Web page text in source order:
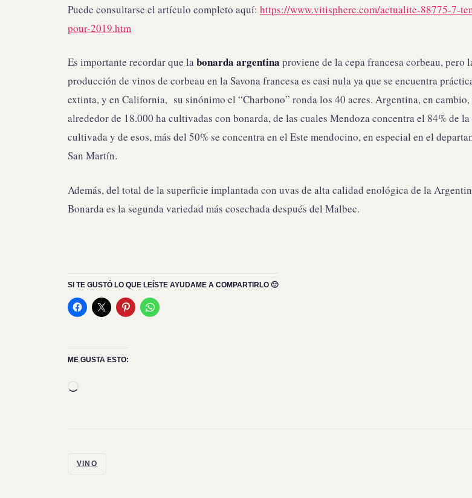
Puede consultarse el artículo completo aquí: https://www.vitisphere.com/actualite-88775-7-
pour-2019.htm
Es importante recordar que labonarda argentina proviene de la cepa francesa corbeau, pero
producción de vinos de corbeau en la Savona francesa es casi nula ya que se encuentra
extinta, y en California, su sinónimo el “Charbono” ronda los 40 acres. Argentina, en cambio,
alrededor de 18.000 ha cultivadas con bonarda, de las cuales Mendoza concentra el 84% de
cultivada y de esos, más del 50% se concentra en el Este mendocino, en especial en el
San Martín.
Además, del total de la superficie implantada con uvas de alta calidad enológica de la
Bonarda es la segunda variedad más cosechada después del Malbec.
SI TE GUSTÓ LO QUE LEÍSTE AYUDAME A COMPARTIRLO 🙂
ME GUSTA ESTO:
VINO